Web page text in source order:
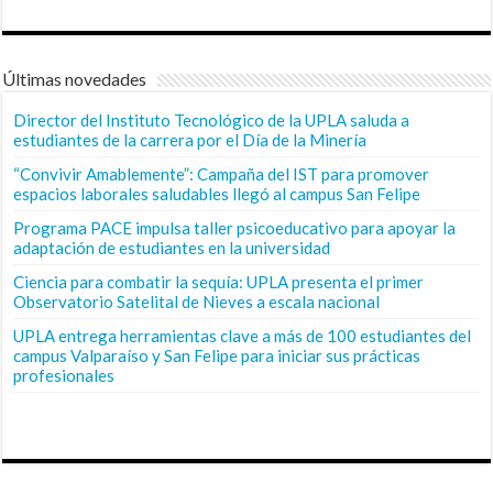
Últimas novedades
Director del Instituto Tecnológico de la UPLA saluda a
estudiantes de la carrera por el Día de la Minería
“Convivir Amablemente”: Campaña del IST para promover
espacios laborales saludables llegó al campus San Felipe
Programa PACE impulsa taller psicoeducativo para apoyar la
adaptación de estudiantes en la universidad
Ciencia para combatir la sequía: UPLA presenta el primer
Observatorio Satelital de Nieves a escala nacional
UPLA entrega herramientas clave a más de 100 estudiantes del
campus Valparaíso y San Felipe para iniciar sus prácticas
profesionales